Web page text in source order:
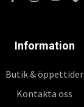
Information
Butik & öppettider
Kontakta oss